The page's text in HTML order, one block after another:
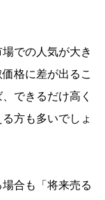
での人気が大き
格に差が出るこ
できるだけ高く
方も多いでしょ
合も「将来売る